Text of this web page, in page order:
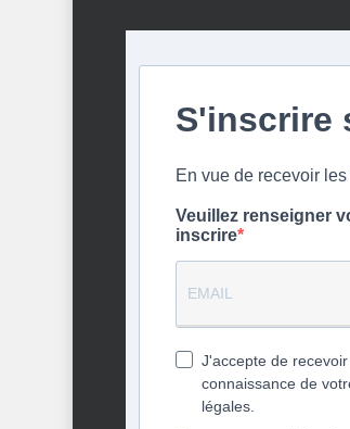
S'inscrire
En vue de recevoir
Veuillez renseigner
inscrire
J'accepte de
connaissance de
légales.